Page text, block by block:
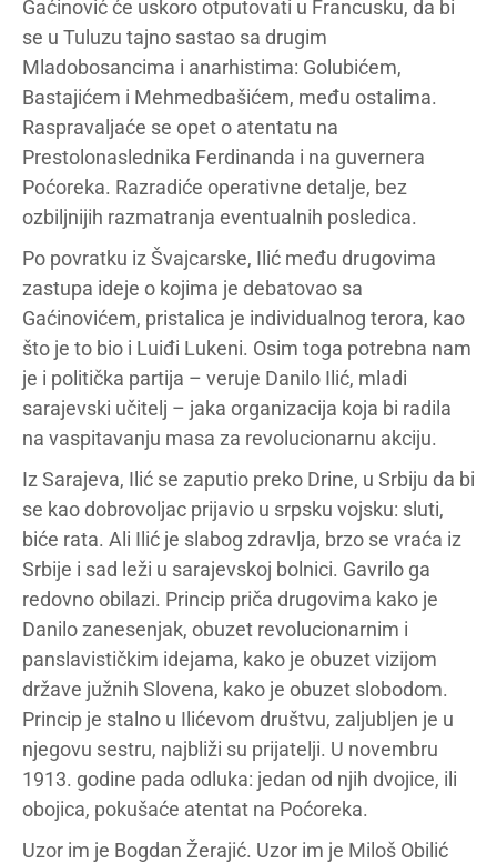
Gaćinović će uskoro otputovati u Francusku, da bi
se u Tuluzu tajno sastao sa drugim
Mladobosancima i anarhistima: Golubićem,
Bastajićem i Mehmedbašićem, među ostalima.
Raspravaljaće se opet o atentatu na
Prestolonaslednika Ferdinanda i na guvernera
Poćoreka. Razradiće operativne detalje, bez
ozbiljnijih razmatranja eventualnih posledica.
Po povratku iz Švajcarske, Ilić među drugovima
zastupa ideje o kojima je debatovao sa
Gaćinovićem, pristalica je individualnog terora, kao
što je to bio i Luiđi Lukeni. Osim toga potrebna nam
je i politička partija – veruje Danilo Ilić, mladi
sarajevski učitelj – jaka organizacija koja bi radila
na vaspitavanju masa za revolucionarnu akciju.
Iz Sarajeva, Ilić se zaputio preko Drine, u Srbiju da bi
se kao dobrovoljac prijavio u srpsku vojsku: sluti,
biće rata. Ali Ilić je slabog zdravlja, brzo se vraća iz
Srbije i sad leži u sarajevskoj bolnici. Gavrilo ga
redovno obilazi. Princip priča drugovima kako je
Danilo zanesenjak, obuzet revolucionarnim i
panslavističkim idejama, kako je obuzet vizijom
države južnih Slovena, kako je obuzet slobodom.
Princip je stalno u Ilićevom društvu, zaljubljen je u
njegovu sestru, najbliži su prijatelji. U novembru
1913. godine pada odluka: jedan od njih dvojice, ili
obojica, pokušaće atentat na Poćoreka.
Uzor im je Bogdan Žerajić. Uzor im je Miloš Obilić